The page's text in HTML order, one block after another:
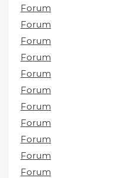
Forum
Forum
Forum
Forum
Forum
Forum
Forum
Forum
Forum
Forum
Forum